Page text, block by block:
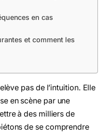
en cas
et comment les
pas de l’intuition. Elle
en scène par une
à des milliers de
de se comprendre